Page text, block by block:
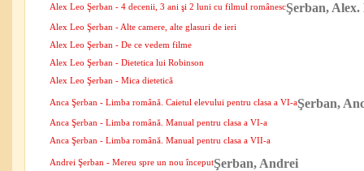
Şerban, Alex.
Alex Leo Şerban - 4 decenii, 3 ani şi 2 luni cu filmul românesc
Alex Leo Şerban - Alte camere, alte glasuri de ieri
Alex Leo Şerban - De ce vedem filme
Alex Leo Şerban - Dietetica lui Robinson
Alex Leo Şerban - Mica dietetică
Şerban,
Anca Şerban - Limba română. Caietul elevului pentru clasa a VI-a
Anca Şerban - Limba română. Manual pentru clasa a VI-a
Anca Şerban - Limba română. Manual pentru clasa a VII-a
Şerban, Andrei
Andrei Şerban - Mereu spre un nou început